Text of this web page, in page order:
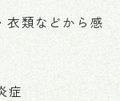
衣類などから感
症